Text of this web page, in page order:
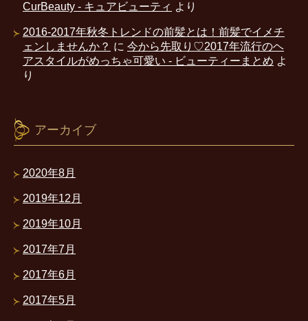
CurBeauty - キュアビューティ より
2016-2017年秋冬トレンドの前髪とは！前髪でイメチ
ェンしませんか？ に 今から先取り♡2017年流行のヘ
アスタイルがめっちゃ可愛い - ビューティーまとめ よ
り
アーカイブ
2020年8月
2019年12月
2019年10月
2017年7月
2017年6月
2017年5月